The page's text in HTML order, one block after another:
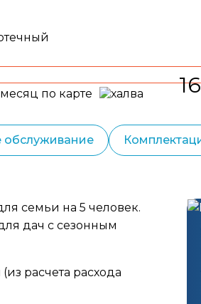
по карте
обслуживание
семьи на 5 человек.
дач с сезонным
(из расчета расхода